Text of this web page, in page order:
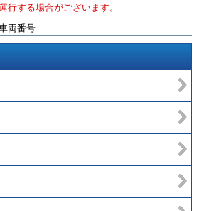
行する場合がございます。
両番号